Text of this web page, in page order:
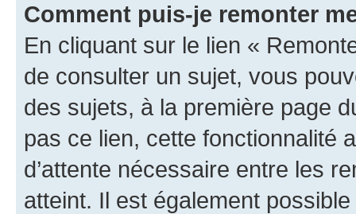
Comment puis-je remonter
En cliquant sur le lien «
de consulter un sujet, vous
des sujets, à la première page
pas ce lien, cette fonctionnalité
d’attente nécessaire entre les
atteint. Il est également